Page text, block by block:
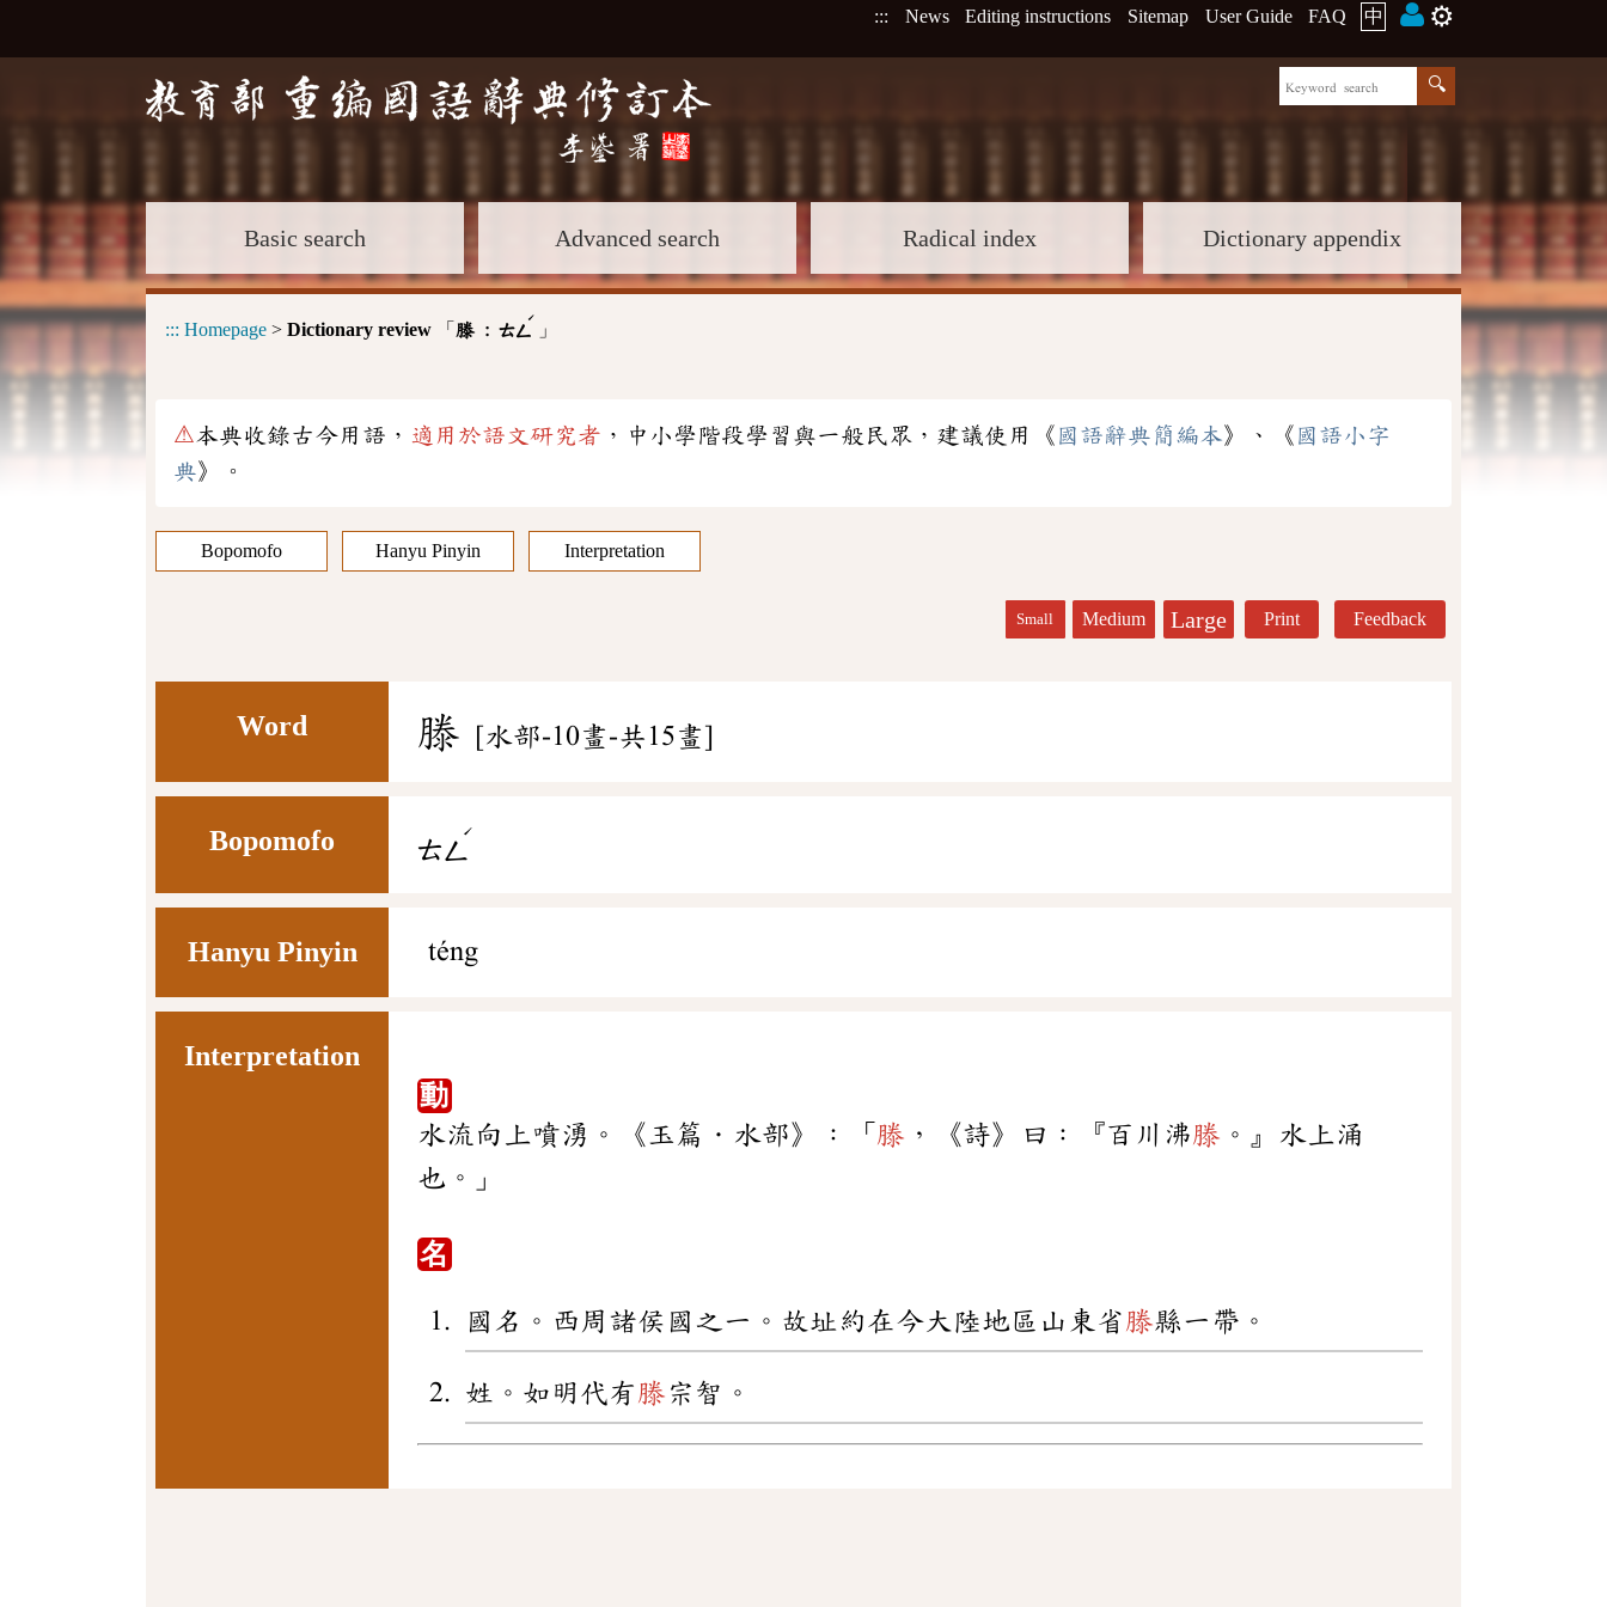
::: News Editing instructions Sitemap User Guide FAQ 中 ⚙️
Basic search Advanced search Radical index Dictionary appendix
::: Homepage > Dictionary review 「 滕 : ㄊㄥ
ˊ
」
⚠本典收錄古今用語， 適用於語文研究者 ，中小學階段學習與一般民眾，建議使用《 國語辭典簡編本》、《 國語小字
典》。
Bopomofo Hanyu Pinyin Interpretation
Small Medium Large Print Feedback
Word 滕 [水部-10畫-共15畫]
Bopomofo ㄊㄥ
ˊ
Hanyu Pinyin téng
Interpretation
動
水流向上噴湧。《玉篇．水部》：「 滕 ，《詩》曰：『百川沸滕 。』水上涌
也。」
名
國名。西周諸侯國之一。故址約在今大陸地區山東省滕縣一帶。
姓。如明代有滕 宗智。